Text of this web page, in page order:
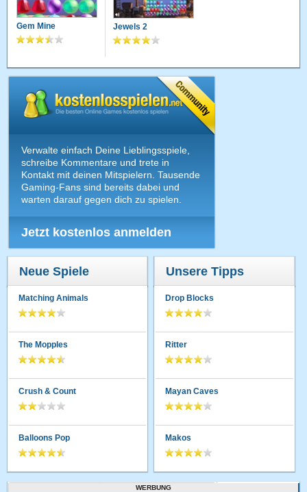
Gem Mine Jewels 2
Verwalte einfach Deine Lieblingsspiele,
schreibe Kommentare und trete in
Kontakt mit deinen Mitspielern. Tausende
Gaming-Fans sind bereits dabei und
warten darauf gegen dich zu spielen.
Jetzt kostenlos anmelden
Neue Spiele
Matching Animals
The Mopples
Crush & Count
Balloons Pop
Unsere Tipps
Drop Blocks
Ritter
Mayan Caves
Makos
WERBUNG